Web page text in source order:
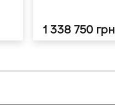
1 338 750 грн